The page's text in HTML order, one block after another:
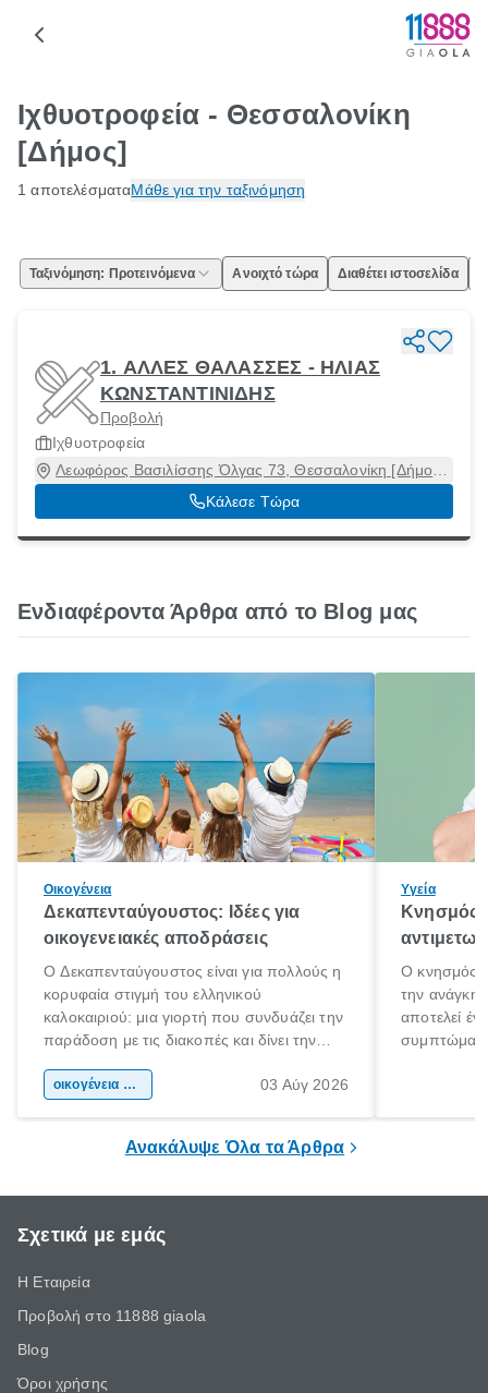
Ιχθυοτροφεία - Θεσσαλονίκη
[Δήμος]
1 αποτελέσματαΜάθε για την ταξινόμηση
Ταξινόμηση: Προτεινόμενα Ανοιχτό τώρα Διαθέτει ιστοσελίδα
1. ΑΛΛΕΣ ΘΑΛΑΣΣΕΣ - ΗΛΙΑΣ
ΚΩΝΣΤΑΝΤΙΝΙΔΗΣ
Προβολή
Ιχθυοτροφεία
Λεωφόρος Βασιλίσσης Όλγας 73, Θεσσαλονίκη [Δήμος],
Θεσσαλονίκη, 54642
Κάλεσε Τώρα
Ενδιαφέροντα Άρθρα από το Blog μας
Οικογένεια
Δεκαπενταύγουστος: Ιδέες για
οικογενειακές αποδράσεις
Ο Δεκαπενταύγουστος είναι για πολλούς η
κορυφαία στιγμή του ελληνικού
καλοκαιριού: μια γιορτή που συνδυάζει την
παράδοση με τις διακοπές και δίνει την
χώρας. Είτε πρόκειται για λίγες μέρες
οικογένεια & παιδί 03 Αύγ 2026
Υγεία
Κνησμός:
Ο κνησμός
την ανάγκη
αποτελεί
Ανακάλυψε Όλα τα Άρθρα
Σχετικά με εμάς
Η Εταιρεία
Προβολή στο 11888 giaola
Blog
Όροι χρήσης